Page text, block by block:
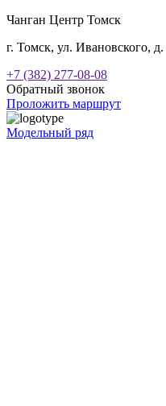
Чанган Центр Томск
г. Томск, ул. Ивановского,
+7 (382) 277-08-08
Обратный звонок
Проложить маршрут
Модельный ряд